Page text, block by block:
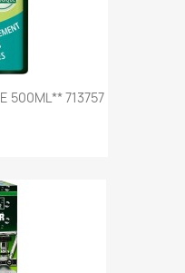
500ML** 713757